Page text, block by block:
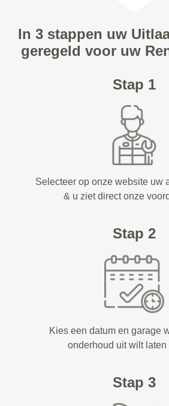
In 3 stappen uw
geregeld voor uw
Stap 1
Selecteer op onze website uw
& u ziet direct onze
Stap 2
Kies een datum en garage
onderhoud uit wilt laten
Stap 3